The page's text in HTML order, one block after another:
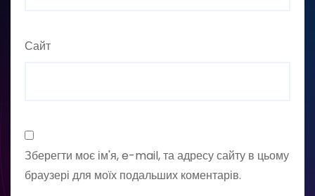
Сайт
Зберегти моє ім'я, e-mail, та адресу сайту в цьому
браузері для моїх подальших коментарів.